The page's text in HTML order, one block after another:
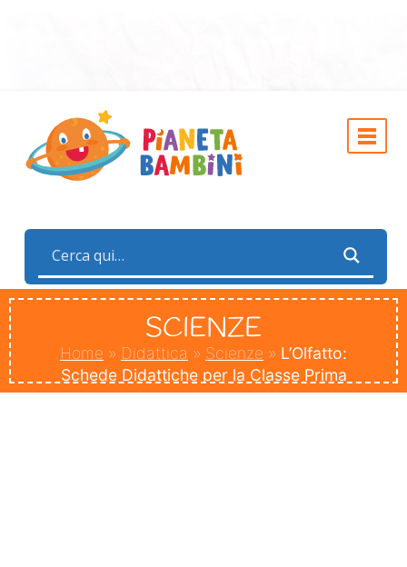
SCIENZE
Home » Didattica » Scienze » L’Olfatto:
Schede Didattiche per la Classe Prima